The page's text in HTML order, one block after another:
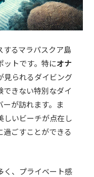
するマラパスクア島
ットです。特にオナ
見られるダイビング
きない特別なダイ
が訪れます。ま
しいビーチが点在し
ごすことができる
く、プライベート感